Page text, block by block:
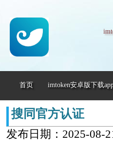
首页 imtoken安卓版下载
搜同官方认证
发布日期：2025-08-